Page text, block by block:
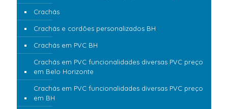
Crachás
Crachás e cordões personalizados BH
Crachás em PVC BH
Crachás em PVC funcionalidades diversas PVC preço
em Belo Horizonte
Crachás em PVC funcionalidades diversas PVC preço
em BH